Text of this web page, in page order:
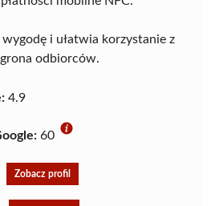
i ułatwia korzystanie z
grona odbiorców.
4.9
60
Zobacz profil